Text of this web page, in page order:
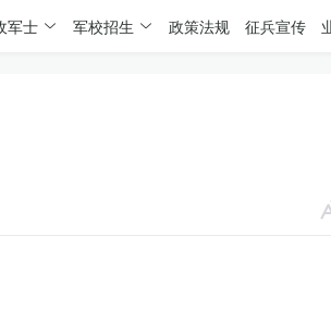
军士 军校招生 政策法规 征兵宣传